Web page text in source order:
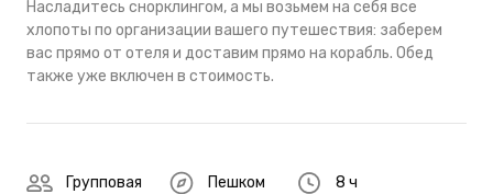
Насладитесь снорклингом, а мы возьмем на себя все
хлопоты по организации вашего путешествия: заберем
вас прямо от отеля и доставим прямо на корабль. Обед
также уже включен в стоимость.
Групповая Пешком 8 ч